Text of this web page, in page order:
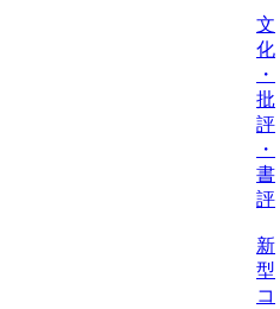
文
化
・
批
評
・
書
評
新
型
コ